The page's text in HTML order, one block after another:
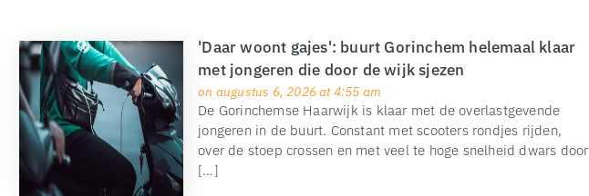
'Daar woont gajes': buurt Gorinchem helemaal klaar
met jongeren die door de wijk sjezen
on augustus 6, 2026 at 4:55 am
De Gorinchemse Haarwijk is klaar met de overlastgevende
jongeren in de buurt. Constant met scooters rondjes rijden,
over de stoep crossen en met veel te hoge snelheid dwars door
[…]